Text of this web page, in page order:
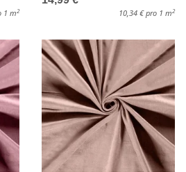
1 m 2 10,34 € pro 1 m 2